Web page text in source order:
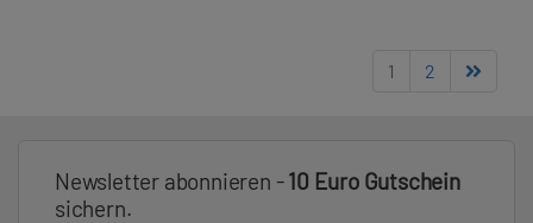
1 2
Newsletter abonnieren -10 Euro Gutschein
sichern.